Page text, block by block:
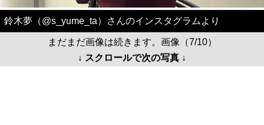
鈴木夢（@s_yume_ta）さんのインスタグラムより
まだまだ画像は続きます。画像（7/10）
↓ スクロールで次の写真 ↓